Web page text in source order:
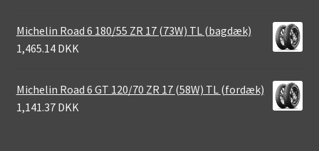
Michelin Road 6 180/55 ZR 17 (73W) TL (bagdæk)
1,465.14 DKK
Michelin Road 6 GT 120/70 ZR 17 (58W) TL (fordæk)
1,141.37 DKK